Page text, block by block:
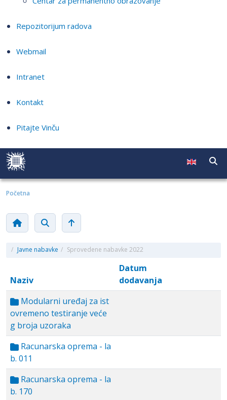
Repozitorijum radova
Webmail
Intranet
Kontakt
Pitajte Vinču
Početna
/ Javne nabavke / Sprovedene nabavke 2022
Naziv
Datum
dodavanja
Modularni uređaj za ist
ovremeno testiranje veće
g broja uzoraka
Racunarska oprema - la
b. 011
Racunarska oprema - la
b. 170